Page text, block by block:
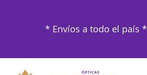
* Envíos a todo el país *